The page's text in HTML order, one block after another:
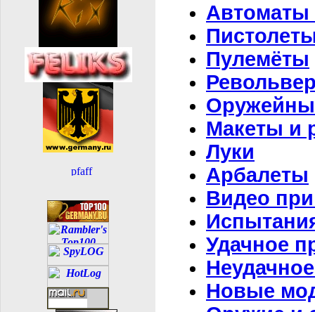
Автоматы
Пулемёты
Макеты и
Луки
Арбалеты
Видео
Удачное
Новые